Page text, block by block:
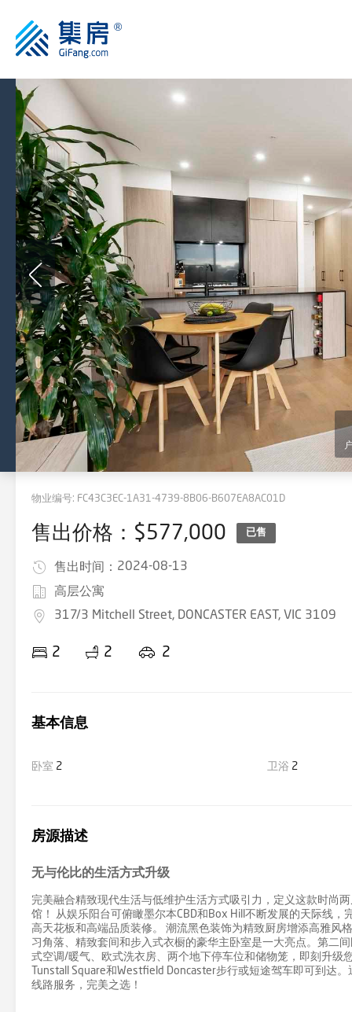
物业编号: FC43C3EC-1A31-4739-8B06-B607EA8AC01D
售出价格：$577,000 已售
售出时间： 2024-08-13
高层公寓
317/3 Mitchell Street, DONCASTER EAST, VIC 3109
2 2 2
基本信息
卧室 2 卫浴 2
房源描述
无与伦比的生活方式升级
完美融合精致现代生活与低维护生活方式吸引力，定义这款时尚
馆！ 从娱乐阳台可俯瞰墨尔本CBD和Box Hill不断发展的天际线
高天花板和高端品质装修。 潮流黑色装饰为精致厨房增添高雅风
习角落、精致套间和步入式衣橱的豪华主卧室是一大亮点。第二
式空调/暖气、欧式洗衣房、两个地下停车位和储物笼，即刻升级
Tunstall Square和Westfield Doncaster步行或短途驾车即可到达
线路服务，完美之选！